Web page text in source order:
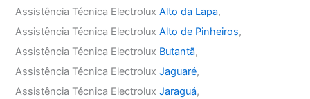
Assistência Técnica ElectroluxAlto da Lapa,
Assistência Técnica ElectroluxAlto de Pinheiros,
Assistência Técnica Electrolux Butantã,
Assistência Técnica ElectroluxJaguaré,
Assistência Técnica ElectroluxJaraguá,